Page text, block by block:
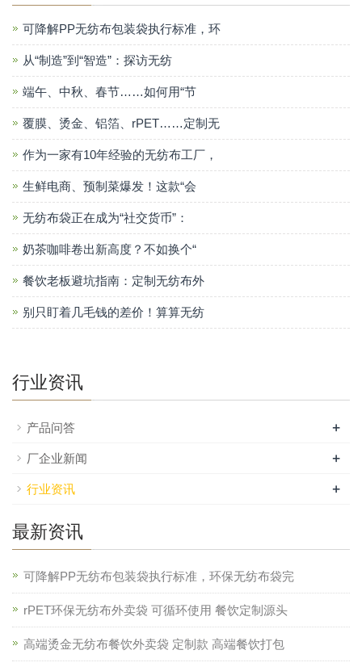
可降解PP无纺布包装袋执行标准，环
从“制造”到“智造”：探访无纺
端午、中秋、春节……如何用“节
覆膜、烫金、铝箔、rPET……定制无
作为一家有10年经验的无纺布工厂，
生鲜电商、预制菜爆发！这款“会
无纺布袋正在成为“社交货币”：
奶茶咖啡卷出新高度？不如换个“
餐饮老板避坑指南：定制无纺布外
别只盯着几毛钱的差价！算算无纺
行业资讯
产品问答 +
厂企业新闻 +
行业资讯 +
最新资讯
可降解PP无纺布包装袋执行标准，环保无纺布袋完
rPET环保无纺布外卖袋 可循环使用 餐饮定制源头
高端烫金无纺布餐饮外卖袋 定制款 高端餐饮打包